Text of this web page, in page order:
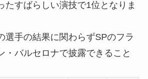
たすばらしい演技で1位となりま
選手の結果に関わらずSPのフラ
・バルセロナで披露できること